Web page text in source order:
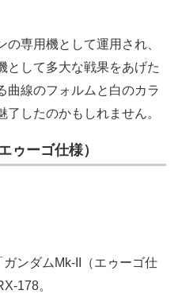
専用機として運用され、
として多大な戦果をあげた
曲線のフォルムと白のカラ
したのかもしれません。
ゥーゴ仕様）
ンダムMk-II（エゥーゴ仕
178。